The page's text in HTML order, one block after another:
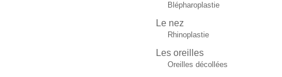
Blépharoplastie
Le nez
Rhinoplastie
Les oreilles
Oreilles décollées